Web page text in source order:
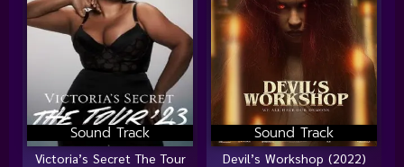
Sound Track
Victoria’s Secret The Tour
Sound Track
Devil’s Workshop (2022)